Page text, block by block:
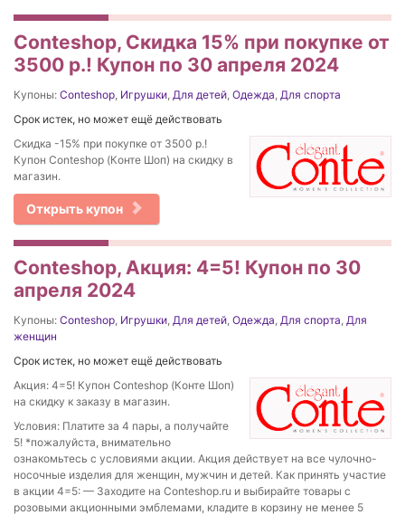
Conteshop, Скидка 15% при покупке от
3500 р.! Купон по 30 апреля 2024
Купоны: Conteshop Игрушки Для детей Одежда Для спорта
Срок истек, но может ещё действовать
Скидка -15% при покупке от 3500 р.!
Купон Conteshop (Конте Шоп) на скидку в
магазин.
Открыть купон
Conteshop, Акция: 4=5! Купон по 30
апреля 2024
Купоны: Conteshop Игрушки Для детей Одежда Для спорта Для
женщин
Срок истек, но может ещё действовать
Акция: 4=5! Купон Conteshop (Конте Шоп)
на скидку к заказу в магазин.
Условия: Платите за 4 пары, а получайте
5! *пожалуйста, внимательно
ознакомьтесь с условиями акции. Акция действует на все чулочно-
носочные изделия для женщин, мужчин и детей. Как принять участие
в акции 4=5: — Заходите на Conteshop.ru и выбирайте товары с
розовыми акционными эмблемами, кладите в корзину не менее 5